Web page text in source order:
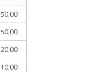
50,00
50,00
20,00
10,00